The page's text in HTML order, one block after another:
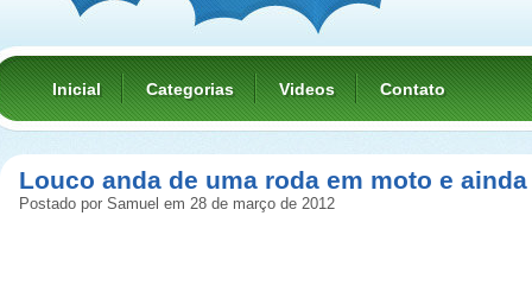
Inicial Categorias Videos Contato
Louco anda de uma roda em moto e
Postado por Samuel em 28 de março de 2012